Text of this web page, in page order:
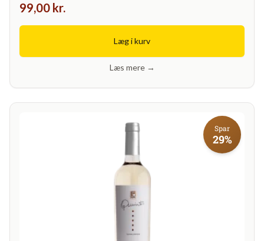
99,00 kr.
Læg i kurv
Læs mere →
Spar
29%